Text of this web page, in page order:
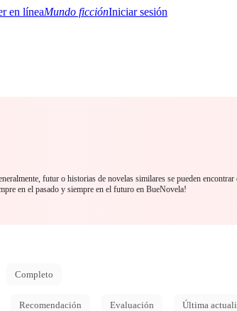
Mundo ficciónIniciar sesión
futur o historias de novelas similares se pueden
en el pasado y siempre en el futuro en BueNovela!
Completo
Recomendación Evaluación Última